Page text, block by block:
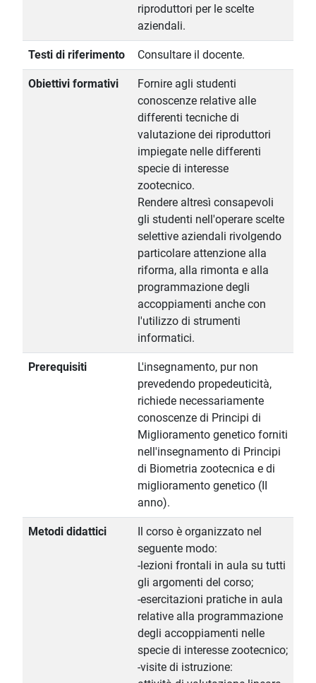
riproduttori per le scelte
aziendali.
Testi di riferimento Consultare il docente.
Obiettivi formativi
Fornire agli studenti
conoscenze relative alle
differenti tecniche di
valutazione dei riproduttori
impiegate nelle differenti
specie di interesse
zootecnico.
Rendere altresì consapevoli
gli studenti nell'operare scelte
selettive aziendali rivolgendo
particolare attenzione alla
riforma, alla rimonta e alla
programmazione degli
accoppiamenti anche con
l'utilizzo di strumenti
informatici.
Prerequisiti
L'insegnamento, pur non
prevedendo propedeuticità,
richiede necessariamente
conoscenze di Principi di
Miglioramento genetico forniti
nell'insegnamento di Principi
di Biometria zootecnica e di
miglioramento genetico (II
anno).
Metodi didattici
Il corso è organizzato nel
seguente modo:
-lezioni frontali in aula su tutti
gli argomenti del corso;
-esercitazioni pratiche in aula
relative alla programmazione
degli accoppiamenti nelle
specie di interesse zootecnico;
-visite di istruzione: